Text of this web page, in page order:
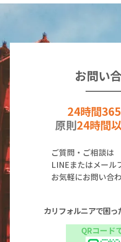
お問い
24時間
原則24時間
ご質問・ご相談は
LINEまたはメール
お気軽にお問い合
カリフォルニアで困
QRコード